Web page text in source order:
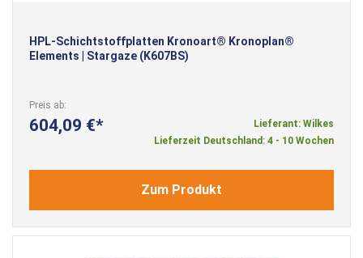
HPL-Schichtstoffplatten Kronoart® Kronoplan®
Elements | Stargaze (K607BS)
Preis ab
604,09 €
Lieferant: Wilkes
Lieferzeit Deutschland: 4 - 10 Wochen
Zum Produkt